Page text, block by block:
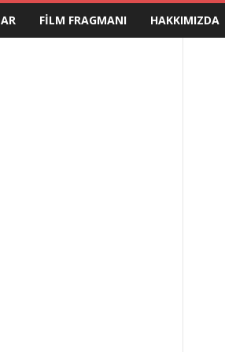
FILM FRAGMANI HAKKIMIZDA